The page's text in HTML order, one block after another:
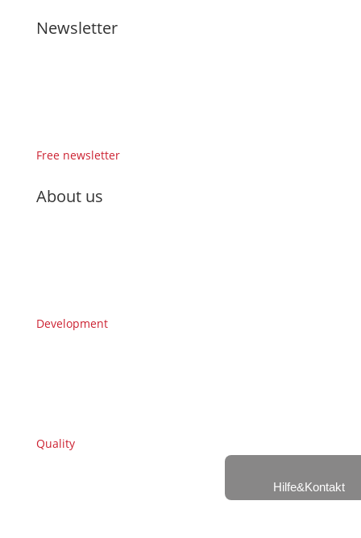
Newsletter
Free newsletter
About us
Development
Quality
Hilfe&Kontakt